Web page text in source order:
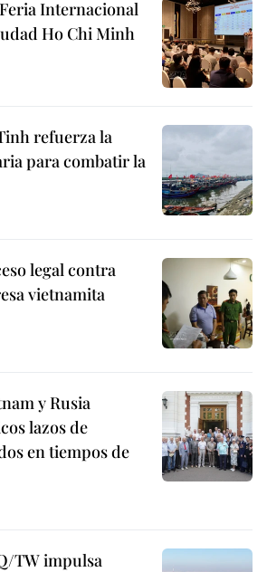
Internacional
Ho Chi Minh
refuerza la
para combatir la
legal contra
vietnamita
y Rusia
lazos de
en tiempos de
TW impulsa